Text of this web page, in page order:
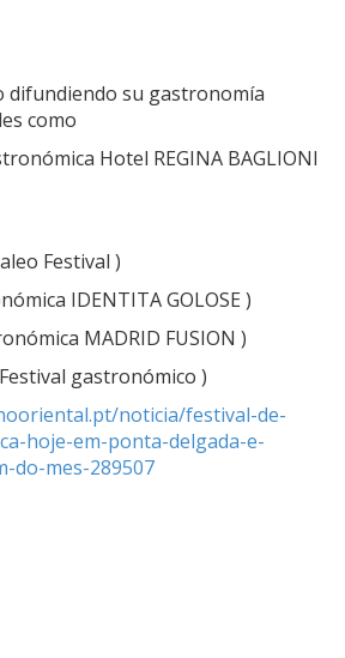
difundiendo su gastronomía
como
Hotel REGINA BAGLIONI
Festival )
IDENTITA GOLOSE )
MADRID FUSION )
gastronómico )
noticia/festival-de-
hoje-em-ponta-delgada-e-
do-mes-289507